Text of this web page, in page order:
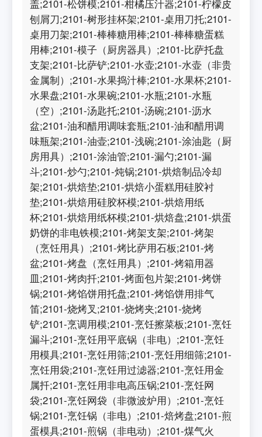
盖;2101-松饼模;2101-柑橘压汁器;2101-柠檬皮
刨屑刀;2101-树形挂杯架;2101-桌用刀托;2101-
桌用刀架;2101-棒棒糖用棒;2101-棒棒糖蛋糕
用棒;2101-模子（厨房器具）;2101-比萨托盘
支架;2101-比萨铲;2101-水壶;2101-水壶（非贵
金属制）;2101-水果捣汁棒;2101-水果杯;2101-
水果盘;2101-水果碗;2101-水瓶;2101-水瓶
（空）;2101-汤匙托;2101-汤碗;2101-沥水
盆;2101-油和醋用调味套瓶;2101-油和醋用调
味瓶架;2101-油壶;2101-浅碗;2101-涂油匙（厨
房用具）;2101-涂油管;2101-漏勺;2101-漏
斗;2101-炒勺;2101-炖锅;2101-烘焙制品冷却
架;2101-烘焙垫;2101-烘焙小蛋糕用硅胶衬
垫;2101-烘焙用硅胶杯模;2101-烘焙用纸
杯;2101-烘焙用纸杯模;2101-烘焙盘;2101-烘蛋
奶饼的非电铁模;2101-烤架支架;2101-烤架
（烹饪用具）;2101-烤比萨用石板;2101-烤
盆;2101-烤盘（烹饪用具）;2101-烤箱用器
皿;2101-烤肉扦;2101-烤面包片架;2101-烤饼
锅;2101-烤馅饼用托盘;2101-烤馅饼用排气
笛;2101-烧烤叉;2101-烧烤夹;2101-烧烤
铲;2101-烹调用模;2101-烹饪擦菜板;2101-烹饪
漏斗;2101-烹饪用平底锅（非电）;2101-烹饪
用模具;2101-烹饪用筛;2101-烹饪用细筛;2101-
烹饪用袋;2101-烹饪用过滤器;2101-烹饪用金
属扦;2101-烹饪用非电高压锅;2101-烹饪网
袋;2101-烹饪网袋（非微波炉用）;2101-烹饪
锅;2101-烹饪锅（非电）;2101-焙烤盘;2101-煎
蛋模具;2101-煎锅（非电动）;2101-煤气火